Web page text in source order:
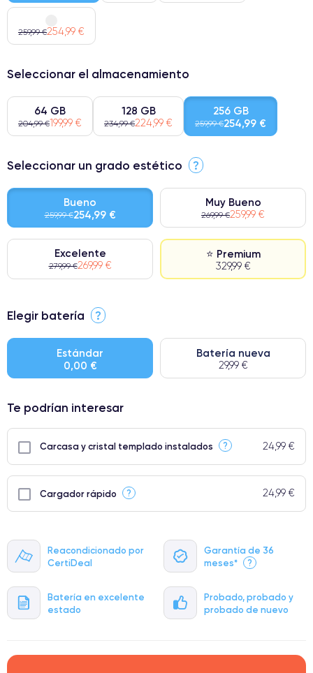
Reacondicionado por
CertiDeal
Garantía de 36
meses*
?
Batería en excelente
estado
Probado, probado y
probado de nuevo
259,99 €254,99 €
Seleccionar el almacenamiento
64 GB
204,99 €199,99 €
128 GB
234,99 €224,99 €
256 GB
259,99 €254,99 €
Seleccionar un grado estético ?
Bueno
259,99 €254,99 €
Muy Bueno
269,99 €259,99 €
Excelente
279,99 €269,99 €
⭐ Premium
329,99 €
⭐ Premium
● Batería: uso intensivo.
● Solo el 5% de nuestros teléfonos tienen una categoría Premium.
Elegir batería ?
Estándar
0,00 €
Batería nueva
29,99 €
Te podrían interesar
Carcasa y cristal templado instalados ? 24,99 €
Cargador rápido ? 24,99 €